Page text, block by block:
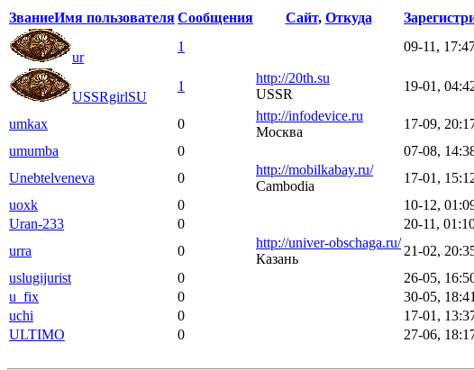
ЗваниеИмя пользователяСообщения Сайт, Откуда
ur
1 09-11,
USSRgirlSU
1
http://20th.su
USSR
19-01,
umkax 0
http://infodevice.ru
Москва
17-09,
umumba
0 07-08,
Unebtelveneva
0
http://mobilkabay.ru/
Cambodia
17-01,
uoxk
0 10-12,
Uran-233
0 20-11,
urra
0
http://univer-obschaga.ru/
Казань
21-02,
uslugijurist
0 26-05,
u_fix
0 30-05, 18:41
uchi
0 17-01,
ULTIMO
0 27-06,